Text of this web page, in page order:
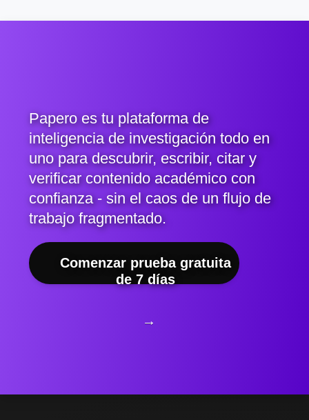
Papero es tu plataforma de
inteligencia de investigación todo en
uno para descubrir, escribir, citar y
verificar contenido académico con
confianza - sin el caos de un flujo de
trabajo fragmentado.
Comenzar prueba gratuita
de 7 días
→